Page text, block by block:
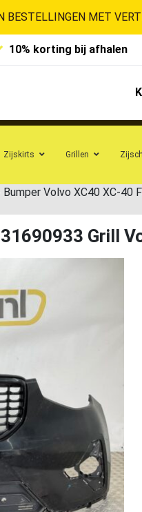
BESTELLINGEN MET
10% korting bij afhalen
Zijskirts Grillen
Bumper Volvo XC40 XC-40
Grill